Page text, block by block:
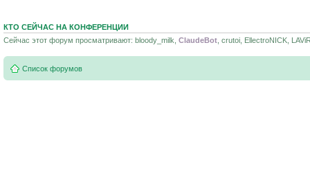
КТО СЕЙЧАС НА КОНФЕРЕНЦИИ
Сейчас этот форум просматривают: bloody_milk, ClaudeBot , crutoi, EllectroNICK,
Список форумов